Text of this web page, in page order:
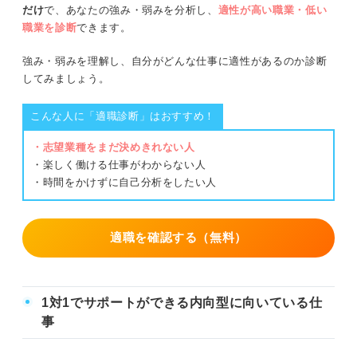
だけで、あなたの強み・弱みを分析し、 適性が高い職業・低い
職業を診断できます。
強み・弱みを理解し、自分がどんな仕事に適性があるのか診断
してみましょう。
こんな人に「適職診断」はおすすめ！
・志望業種をまだ決めきれない人
・楽しく働ける仕事がわからない人
・時間をかけずに自己分析をしたい人
適職を確認する（無料）
1対1でサポートができる内向型に向いている仕
事